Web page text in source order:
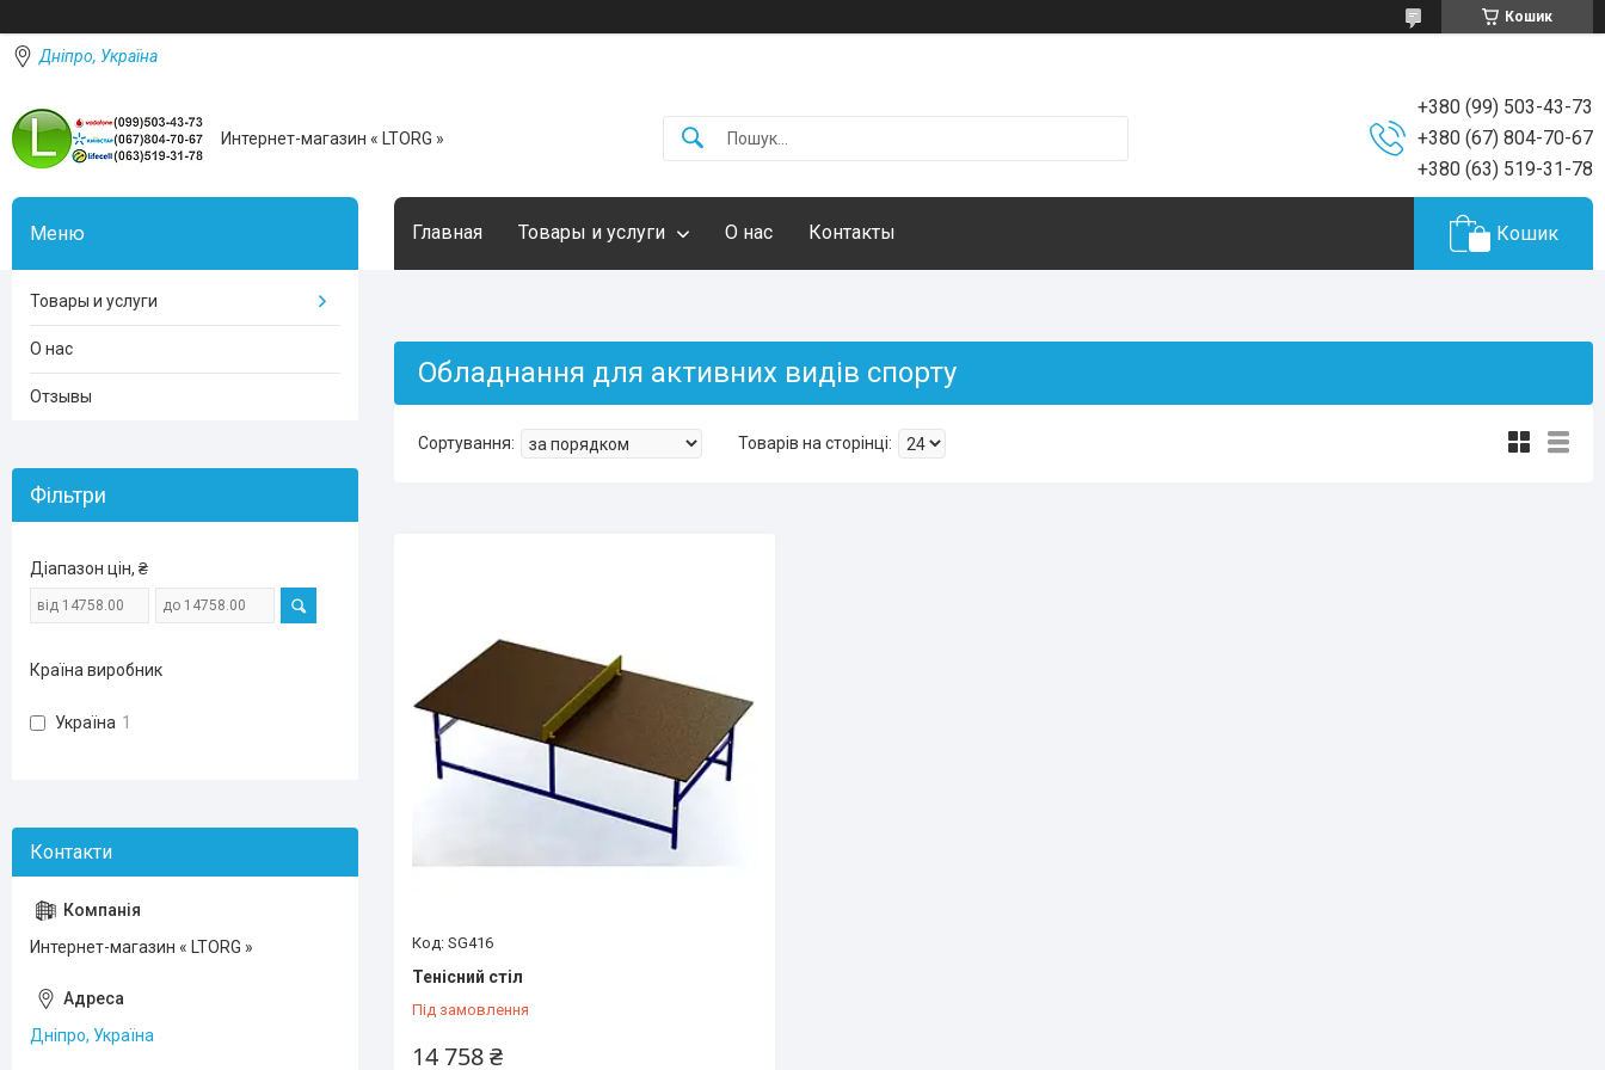
Кошик
Дніпро, Україна
Интернет-магазин « LTORG »
+380 (99) 503-43-73
+380 (67) 804-70-67
+380 (63) 519-31-78
Главная Товары и услуги О нас Контакты Кошик
Обладнання для активних видів спорту
SG416
Тенісний стіл
Під замовлення
14 758 ₴
Товары и услуги
О нас
Отзывы
Фільтри
Діапазон цін, ₴
Країна виробник
Україна 1
Интернет-магазин « LTORG »
Дніпро, Україна